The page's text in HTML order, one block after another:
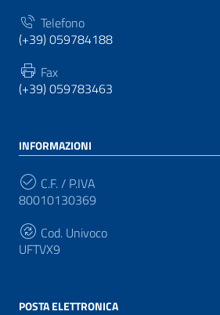
Telefono
(+39) 059784188
Fax
(+39) 059783463
INFORMAZIONI
C.F. / P.IVA
80010130369
Cod. Univoco
UFTVX9
POSTA ELETTRONICA